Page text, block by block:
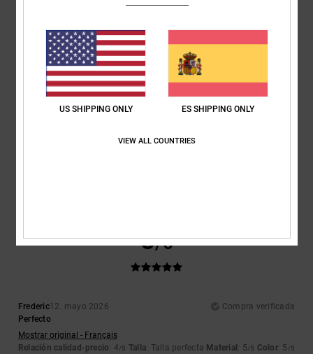
5
5/5
Frederic12. mayo 2026
Compra verificada
Perfecto
Mostrar original - Français
Relación calidad-precio: 4/5 Talla: Talla perfecta Material : 5/5 Color: 5 /5
US SHIPPING ONLY ES SHIPPING ONLY
VIEW ALL COUNTRIES